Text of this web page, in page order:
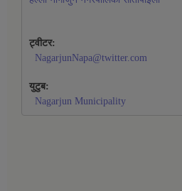
ट्वीटर:
NagarjunNapa@twitter.com
युटुब:
Nagarjun Municipality